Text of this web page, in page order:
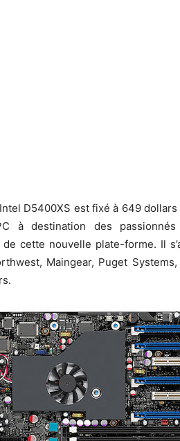
D5400XS est fixé à 649
à destination des
cette nouvelle plate-forme. Il
Maingear, Puget